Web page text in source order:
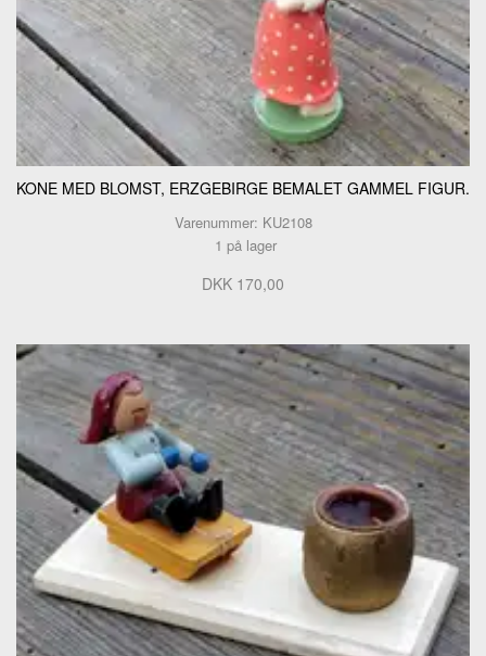
KONE MED BLOMST, ERZGEBIRGE BEMALET GAMMEL FIGUR.
Varenummer: KU2108
1 på lager
DKK 170,00